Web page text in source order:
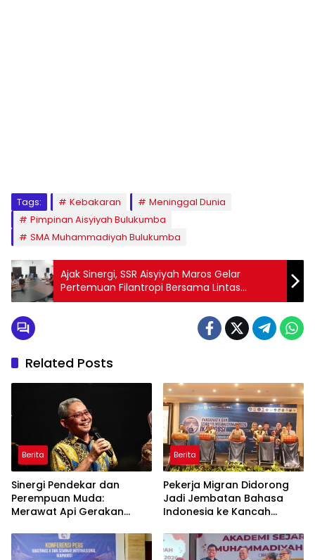
Tags: Kebakaran
Meninggal Dunia
Pimpinan Aisyiyah Bulukumba
SMA Muhammadiyah Bulukumba
Ajak Sinergi, SSR Aisyiyah Maros Gelar
Pertemuan Filantropi Bersama Lintas
Organisasi
Related Posts
Berita
Sinergi Pendekar dan
Perempuan Muda:
Merawat Api Gerakan
Berita
Pekerja Migran Didorong
Jadi Jembatan Bahasa
Indonesia ke Kancah